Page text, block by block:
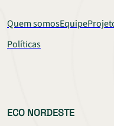
Quem somosEquipe
Políticas
ECO NORDESTE